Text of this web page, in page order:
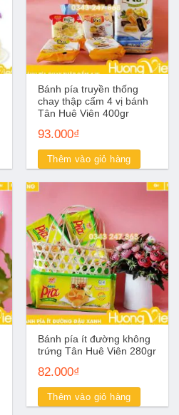
Bánh pía truyền thống
chay thập cẩm 4 vị bánh
Tân Huê Viên 400gr
93.000₫
Thêm vào giỏ hàng
Bánh pía ít đường không
trứng Tân Huê Viên 280gr
82.000₫
Thêm vào giỏ hàng